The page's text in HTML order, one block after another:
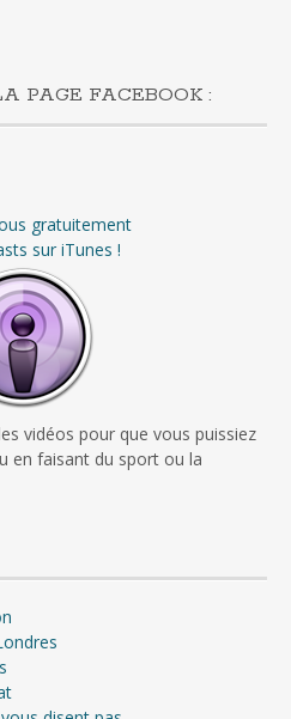
PAGE FACEBOOK :
gratuitement
sur iTunes !
vidéos pour que vous puissiez
en faisant du sport ou la